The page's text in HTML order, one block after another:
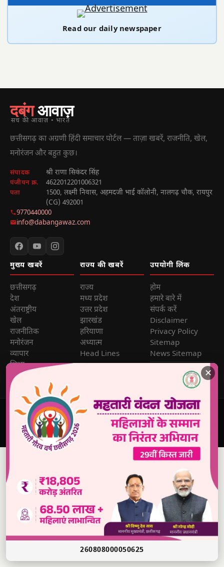
Read our daily newspaper
दबंगआवाज़
सच की आवाज़ • भारत
छत्तीसगढ़ का अग्रणी हिंदी समाचार पोर्टल — ताज़ा खबरें, राजनीति, खेल,
मनोरंजन और बहुत कुछ।
संपादक श्री राणा सिकंदर सिंह
पंजीयन क्र. 4622012201006321
पता
1500, लक्ष्मी निवास, अहमदजी भाई कॉलोनी, नालगढ़ चौक, रायपुर
(CG) 492001
9770440000
info@dabangawaz.com
मुख्य खबरें
छत्तीसगढ़
देश
अंतराष्ट्रीय
खेल
राजनीतिक
मनोरंजन
व्यापार
शिक्षा
राज्य की खबरें
राज्य
मध्य प्रदेश
उत्तर प्रदेश
झारखंड
हरियाणा
अध्यात्म
Head Lines
उपयोगी लिंक
होम
हमारे बारे में
संपर्क करें
Disclaimer
Privacy Policy
Sitemap
News Sitemap
🔐 Reporter
© 2026Dabang Awaz— सर्वाधिकार सुरक्षित | Sole Proprietor:
Rana Sikander Singh | Reg. No. 4622012201006321, Raipur
(C.G.)
✕
260808000050625